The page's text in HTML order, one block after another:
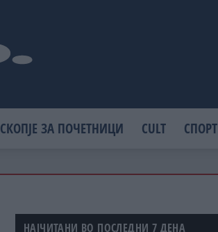
СКОПЈЕ ЗА ПОЧЕТНИЦИ CULT СПОРТ
НАЈЧИТАНИ ВО ПОСЛЕДНИ 7 ДЕНА